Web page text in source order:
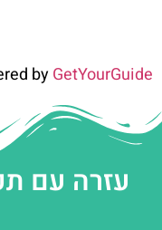
byGetYourGuide
עזרה עם